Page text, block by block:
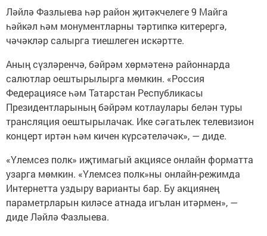
Ләйлә Фазлыева һәр район җитәкчелеге 9 Майга
һәйкәл һәм монументларны тәртипкә китерергә,
чәчәкләр салырга тиешлеген искәртте.
Аның сүзләренчә, бәйрәм хөрмәтенә районнарда
салютлар оештырылырга мөмкин. «Россия
Федерациясе һәм Татарстан Республикасы
Президентларының бәйрәм котлаулары белән туры
трансляция оештырылачак. Ике сәгатьлек телевизион
концерт иртән һәм кичен күрсәтеләчәк», — диде.
«Үлемсез полк» иҗтимагый акциясе онлайн форматта
узарга мөмкин. «Үлемсез полк»ны онлайн-режимда
Интернетта уздыру варианты бар. Бу акциянең
параметрларын киләсе атнада игълан итәрмен», —
диде Ләйлә Фазлыева.